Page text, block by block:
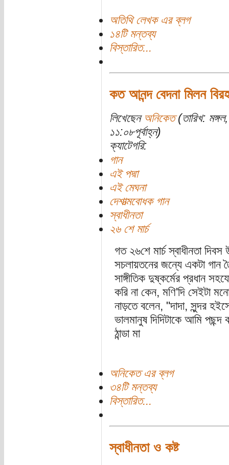
অতিথি লেখক এর ব্লগ
১৪টি মন্তব্য
বিস্তারিত...
কত আনন্দ বেদনা মিলন
লিখেছেন অনিকেত(তারিখ:
১১:০৮পূর্বাহ্ন)
ক্যাটেগরি:
গান
এই পদ্মা
এই মেঘনা
দেশাত্মবোধক গান
স্বাধীনতা
২৬ শে মার্চ
গত ২৬শে মার্চ স্বাধীনতা
সচলায়তনের জন্যে একটা গান
সাঙ্গীতিক দুষ্কর্মের প্রধান
করি না কেন, মণি'দি সেইটা
নাড়তে বলেন, "দাদা, সুন্দর
ভালমানুষ দিদিটাকে আমি
ঠান্ডা মা
অনিকেত এর ব্লগ
৩৪টি মন্তব্য
বিস্তারিত...
স্বাধীনতা ও কষ্ট